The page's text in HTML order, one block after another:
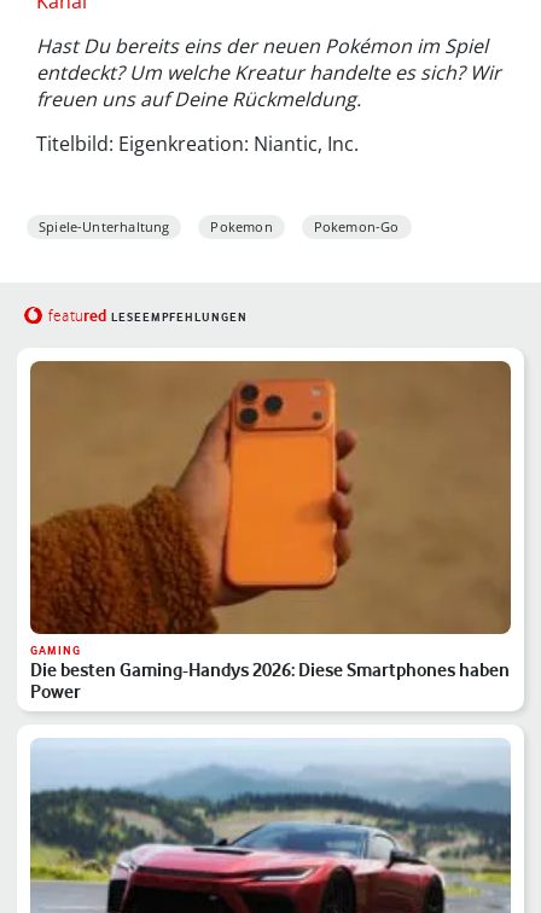
Hast Du bereits eins der neuen Pokémon im Spiel
entdeckt? Um welche Kreatur handelte es sich? Wir
freuen uns auf Deine Rückmeldung.
Titelbild: Eigenkreation: Niantic, Inc.
Spiele-Unterhaltung Pokemon Pokemon-Go
featured LESEEMPFEHLUNGEN
GAMING
Die besten Gaming-Handys 2026: Diese Smartphones haben
Power